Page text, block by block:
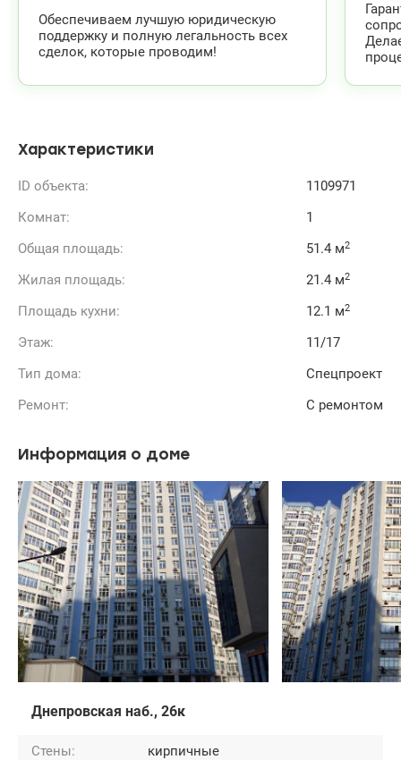
Обеспечиваем лучшую юридическую
поддержку и полную легальность всех
сделок, которые проводим!
Характеристики
ID объекта:
1109971
Комнат:
1
Общая площадь:
51.4 м2
Жилая площадь: 21.4 м2
Площадь кухни: 12.1 м2
Этаж:
11/17
Тип дома:
Спецпроект
Ремонт:
С ремонтом
Информация о доме
Днепровская наб., 26к
Стены:
кирпичные